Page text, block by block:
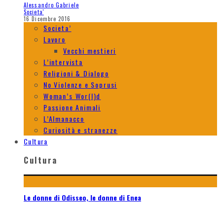
Alessandro Gabriele
Societa'
16 Dicembre 2016
Societa’
Lavoro
Vecchi mestieri
L’intervista
Religioni & Dialogo
No Violenze e Soprusi
Woman’s Wor(l)d
Passione Animali
L’Almanacco
Curiosità e stranezze
Cultura
Cultura
Le donne di Odisseo, le donne di Enea